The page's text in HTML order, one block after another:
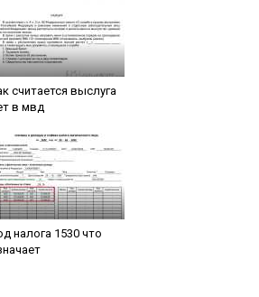
считается выслуга
в мвд
налога 1530 что